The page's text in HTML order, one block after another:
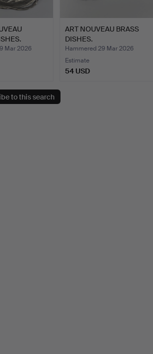
Mar 2026
ART NOUVEAU BRASS
DISHES.
Hammered 29 Mar 2026
Estimate
54 USD
to this search